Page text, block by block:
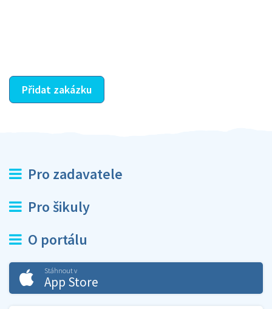
Přidat zakázku
Pro zadavatele
Pro šikuly
O portálu
Stáhnout v
App Store